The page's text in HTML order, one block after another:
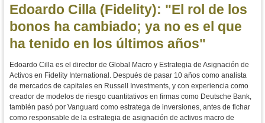
Edoardo Cilla (Fidelity): "El rol de los
bonos ha cambiado; ya no es el que
ha tenido en los últimos años"
Edoardo Cilla es el director de Global Macro y Estrategia de Asignación de
Activos en Fidelity International. Después de pasar 10 años como analista
de mercados de capitales en Russell Investments, y con experiencia como
creador de modelos de riesgo cuantitativos en firmas como Deutsche Bank,
también pasó por Vanguard como estratega de inversiones, antes de fichar
como responsable de la estrategia de asignación de activos macro de